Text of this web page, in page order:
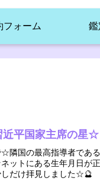
フォーム 鑑
平国家主席の星☆
隣国の最高指導者であ
ットにある生年月日が
だけ拝見しました☆🔮